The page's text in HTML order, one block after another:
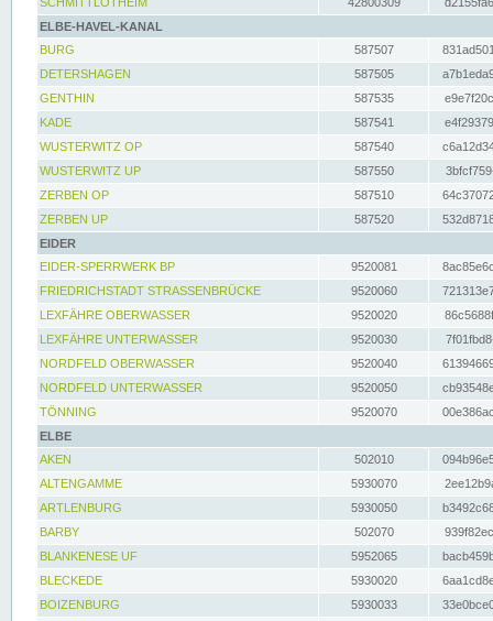
ELBE-HAVEL-KANAL
BURG
587507
DETERSHAGEN
587505
GENTHIN
587535
KADE
587541
WUSTERWITZ OP
587540
WUSTERWITZ UP
587550
ZERBEN OP
587510
ZERBEN UP
587520
EIDER
EIDER-SPERRWERK BP
9520081
FRIEDRICHSTADT STRASSENBRÜCKE
9520060
LEXFÄHRE OBERWASSER
9520020
LEXFÄHRE UNTERWASSER
9520030
NORDFELD OBERWASSER
9520040
NORDFELD UNTERWASSER
9520050
TÖNNING
9520070
ELBE
AKEN
502010
ALTENGAMME
5930070
ARTLENBURG
5930050
BARBY
502070
BLANKENESE UF
5952065
BLECKEDE
5930020
BOIZENBURG
5930033